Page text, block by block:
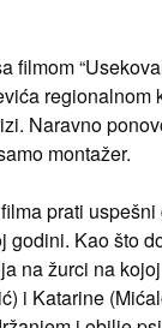
filmom
regionalnom
Naravno
montažer.
prati
godini. Kao što
na žurci na
i Katarine